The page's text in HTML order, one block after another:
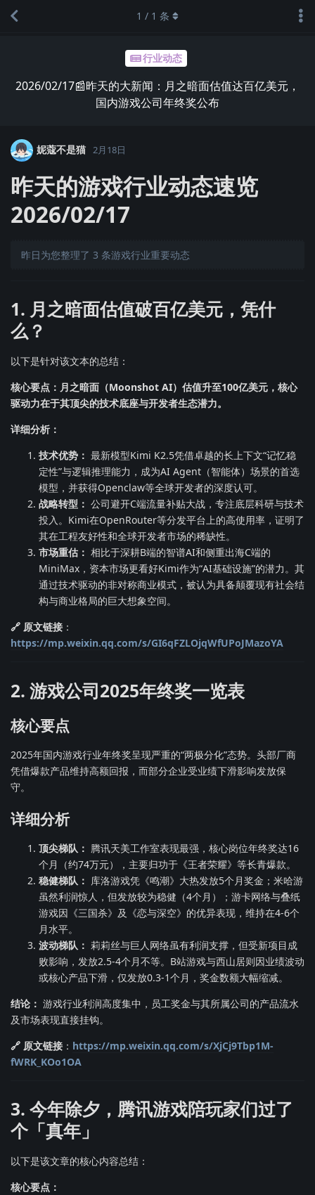
行业动态
2026/02/17📰昨天的大新闻：月之暗面估值达百亿美元，
国内游戏公司年终奖公布
1 / 1 条
妮蔻不是猫 2月18日
昨天的游戏行业动态速览
2026/02/17
昨日为您整理了 3 条游戏行业重要动态
1. 月之暗面估值破百亿美元，凭什
么？
以下是针对该文本的总结：
核心要点：月之暗面（Moonshot AI）估值升至100亿美元，核心
驱动力在于其顶尖的技术底座与开发者生态潜力。
详细分析：
技术优势： 最新模型Kimi K2.5凭借卓越的长上下文“记忆稳
定性”与逻辑推理能力，成为AI Agent（智能体）场景的首选
模型，并获得Openclaw等全球开发者的深度认可。
战略转型： 公司避开C端流量补贴大战，专注底层科研与技术
投入。Kimi在OpenRouter等分发平台上的高使用率，证明了
其在工程友好性和全球开发者市场的稀缺性。
市场重估： 相比于深耕B端的智谱AI和侧重出海C端的
MiniMax，资本市场更看好Kimi作为“AI基础设施”的潜力。其
通过技术驱动的非对称商业模式，被认为具备颠覆现有社会结
构与商业格局的巨大想象空间。
🔗 原文链接 ：
https://mp.weixin.qq.com/s/GI6qFZLOjqWfUPoJMazoYA
2. 游戏公司2025年终奖一览表
核心要点
2025年国内游戏行业年终奖呈现严重的“两极分化”态势。头部厂商
凭借爆款产品维持高额回报，而部分企业受业绩下滑影响发放保
守。
详细分析
顶尖梯队： 腾讯天美工作室表现最强，核心岗位年终奖达16
个月（约74万元），主要归功于《王者荣耀》等长青爆款。
稳健梯队： 库洛游戏凭《鸣潮》大热发放5个月奖金；米哈游
虽然利润惊人，但发放较为稳健（4个月）；游卡网络与叠纸
游戏因《三国杀》及《恋与深空》的优异表现，维持在4-6个
月水平。
波动梯队： 莉莉丝与巨人网络虽有利润支撑，但受新项目成
败影响，发放2.5-4个月不等。B站游戏与西山居则因业绩波动
或核心产品下滑，仅发放0.3-1个月，奖金数额大幅缩减。
结论： 游戏行业利润高度集中，员工奖金与其所属公司的产品流水
及市场表现直接挂钩。
🔗 原文链接 ： https://mp.weixin.qq.com/s/XjCj9Tbp1M-
fWRK_KOo1OA
3. 今年除夕，腾讯游戏陪玩家们过了
个「真年」
以下是该文章的核心内容总结：
核心要点：